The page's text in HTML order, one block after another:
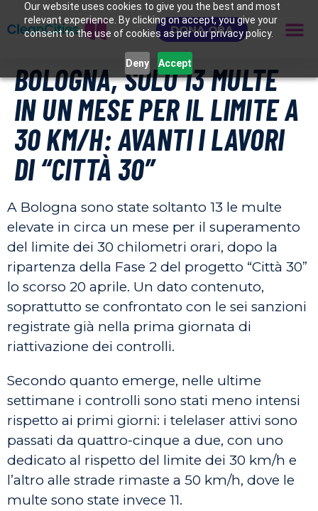
Our website uses cookies to give you the best and most
relevant experience. By clicking on accept, you give your
consent to the use of cookies as per our privacy policy.
Deny Accept
DONA ORA
BOLOGNA, SOLO 13 MULTE
IN UN MESE PER IL LIMITE A
30 KM/H: AVANTI I LAVORI
DI “CITTÀ 30”
A Bologna sono state soltanto 13 le multe
elevate in circa un mese per il superamento
del limite dei 30 chilometri orari, dopo la
ripartenza della Fase 2 del progetto “Città 30”
lo scorso 20 aprile. Un dato contenuto,
soprattutto se confrontato con le sei sanzioni
registrate già nella prima giornata di
riattivazione dei controlli.
Secondo quanto emerge, nelle ultime
settimane i controlli sono stati meno intensi
rispetto ai primi giorni: i telelaser attivi sono
passati da quattro-cinque a due, con uno
dedicato al rispetto del limite dei 30 km/h e
l’altro alle strade rimaste a 50 km/h, dove le
multe sono state invece 11.